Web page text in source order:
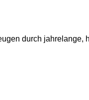
durch jahrelange,